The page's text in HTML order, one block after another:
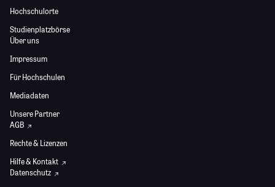
Hochschulorte
Studienplatzbörse
Über uns
Impressum
Für Hochschulen
Mediadaten
Unsere Partner
AGB
Rechte & Lizenzen
Hilfe & Kontakt
Datenschutz